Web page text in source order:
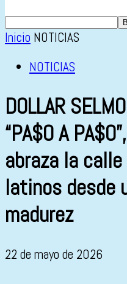
Inicio NOTICIAS
NOTICIAS
DOLLAR
“PA$O A
abraza la
latinos desde
madurez
22 de mayo de 2026